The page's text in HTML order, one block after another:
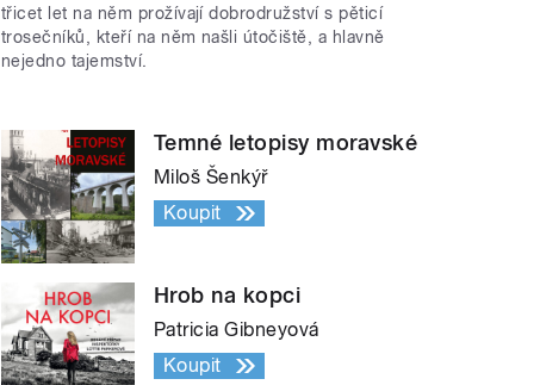
třicet let na něm prožívají dobrodružství s pěticí
trosečníků, kteří na něm našli útočiště, a hlavně
nejedno tajemství.
Temné letopisy moravské
Miloš Šenkýř
Koupit
Hrob na kopci
Patricia Gibneyová
Koupit